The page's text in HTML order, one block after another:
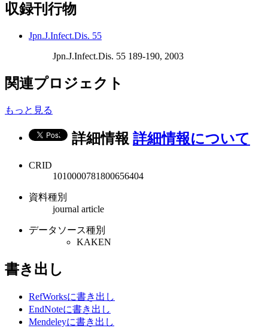
収録刊行物
Jpn.J.Infect.Dis. 55
Jpn.J.Infect.Dis. 55 189-190, 2003
関連プロジェクト
もっと見る
詳細情報 詳細情報について
CRID
1010000781800656404
資料種別
journal article
データソース種別
KAKEN
書き出し
RefWorksに書き出し
EndNoteに書き出し
Mendeleyに書き出し